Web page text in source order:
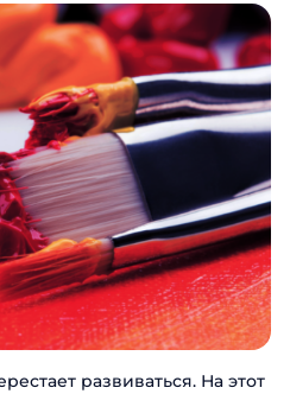
развиваться. На этот